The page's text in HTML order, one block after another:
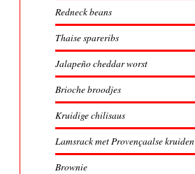
Redneck beans
Thaise spareribs
Jalapeño cheddar worst
Brioche broodjes
Kruidige chilisaus
Lamsrack met Provençaalse kruiden
Brownie